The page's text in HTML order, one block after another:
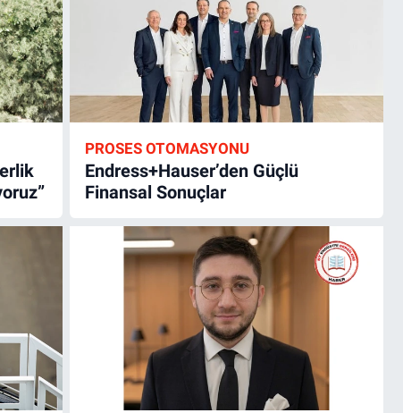
PROSES OTOMASYONU
Endress+Hauser’den Güçlü
Finansal Sonuçlar